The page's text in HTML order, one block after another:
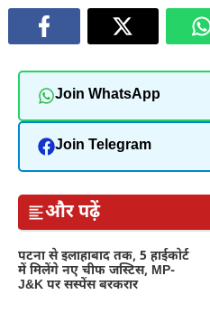
Join WhatsApp
Join Telegram
और पढ़ें
पटना से इलाहाबाद तक, 5 हाईकोर्ट
में मिलेंगे नए चीफ जस्टिस, MP-
J&K पर सस्पेंस बरकरार